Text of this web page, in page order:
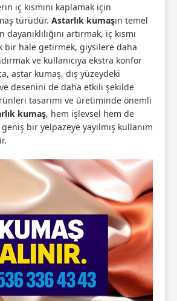
iç kısmını kaplamak için
türüdür. Astarlık kumaşın temel
dayanıklılığını artırmak, iç kısmı
bir hale getirmek, giysilere daha
ve kullanıcıya ekstra konfor
astar kumaş, dış yüzeydeki
desenini de daha etkili şekilde
tasarımı ve üretiminde önemli
kumaş, hem işlevsel hem de
bir yelpazeye yayılmış kullanım